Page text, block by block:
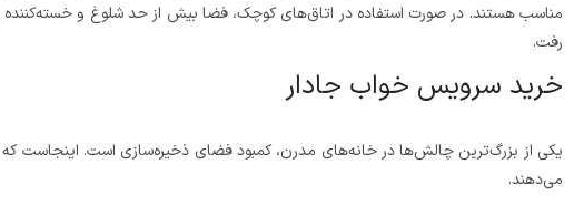
مناسب هستند. در صورت استفاده در اتاق‌های کوچک، فضا بیش از حد شلوغ و خسته‌کننده
رفت.
خرید سرویس خواب جادار
یکی از بزرگ‌ترین چالش‌ها در خانه‌های مدرن، کمبود فضای ذخیره‌سازی است. اینجاست که
می‌دهند.